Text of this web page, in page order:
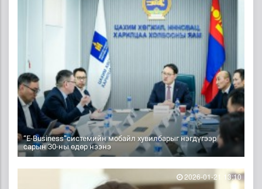
“Е-Business”системийн мобайл хувилбарыг нэгдүгээр
сарын 30-ны өдөр нээнэ
2026-01-21 13:10